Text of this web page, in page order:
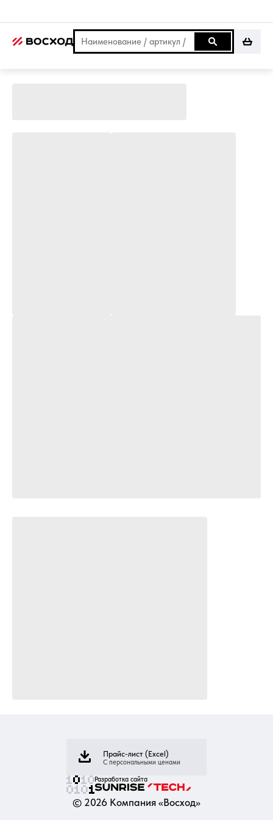
Прайс-лист (Excel)
С персональными ценами
Разработка сайта
© 2026 Компания «Восход»